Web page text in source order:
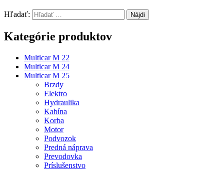
Hľadať:
Kategórie produktov
Multicar M 22
Multicar M 24
Multicar M 25
Brzdy
Elektro
Hydraulika
Kabína
Korba
Motor
Podvozok
Predná náprava
Prevodovka
Príslušenstvo